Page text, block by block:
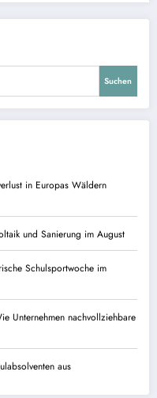
Suchen
in Europas Wäldern
und Sanierung im August
Schulsportwoche im
Unternehmen nachvollziehbare
aus